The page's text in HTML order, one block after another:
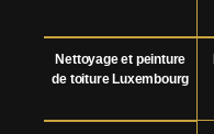
Nettoyage et peinture
de toiture Luxembourg